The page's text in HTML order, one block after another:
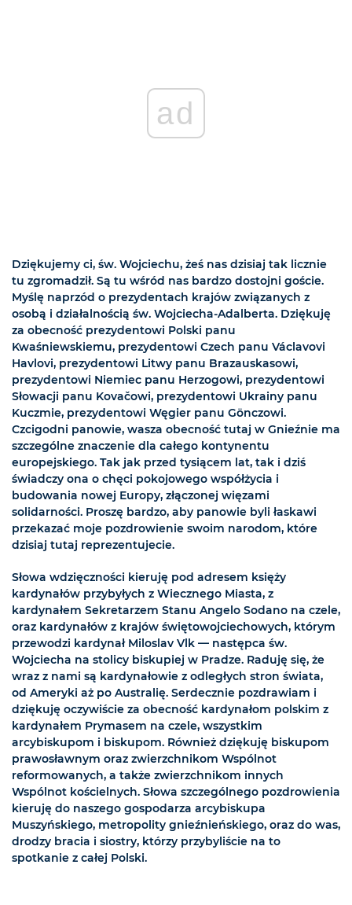
ad
Dziękujemy ci, św. Wojciechu, żeś nas dzisiaj tak licznie
tu zgromadził. Są tu wśród nas bardzo dostojni goście.
Myślę naprzód o prezydentach krajów związanych z
osobą i działalnością św. Wojciecha-Adalberta. Dziękuję
za obecność prezydentowi Polski panu
Kwaśniewskiemu, prezydentowi Czech panu Václavovi
Havlovi, prezydentowi Litwy panu Brazauskasowi,
prezydentowi Niemiec panu Herzogowi, prezydentowi
Słowacji panu Kovačowi, prezydentowi Ukrainy panu
Kuczmie, prezydentowi Węgier panu Gönczowi.
Czcigodni panowie, wasza obecność tutaj w Gnieźnie ma
szczególne znaczenie dla całego kontynentu
europejskiego. Tak jak przed tysiącem lat, tak i dziś
świadczy ona o chęci pokojowego współżycia i
budowania nowej Europy, złączonej więzami
solidarności. Proszę bardzo, aby panowie byli łaskawi
przekazać moje pozdrowienie swoim narodom, które
dzisiaj tutaj reprezentujecie.
Słowa wdzięczności kieruję pod adresem księży
kardynałów przybyłych z Wiecznego Miasta, z
kardynałem Sekretarzem Stanu Angelo Sodano na czele,
oraz kardynałów z krajów świętowojciechowych, którym
przewodzi kardynał Miloslav Vlk — następca św.
Wojciecha na stolicy biskupiej w Pradze. Raduję się, że
wraz z nami są kardynałowie z odległych stron świata,
od Ameryki aż po Australię. Serdecznie pozdrawiam i
dziękuję oczywiście za obecność kardynałom polskim z
kardynałem Prymasem na czele, wszystkim
arcybiskupom i biskupom. Również dziękuję biskupom
prawosławnym oraz zwierzchnikom Wspólnot
reformowanych, a także zwierzchnikom innych
Wspólnot kościelnych. Słowa szczególnego pozdrowienia
kieruję do naszego gospodarza arcybiskupa
Muszyńskiego, metropolity gnieźnieńskiego, oraz do was,
drodzy bracia i siostry, którzy przybyliście na to
spotkanie z całej Polski.